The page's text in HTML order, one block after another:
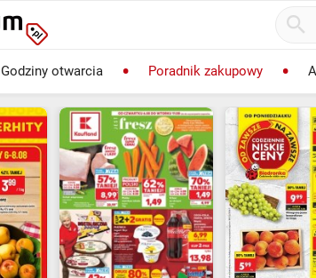
Godziny otwarcia Poradnik zakupowy